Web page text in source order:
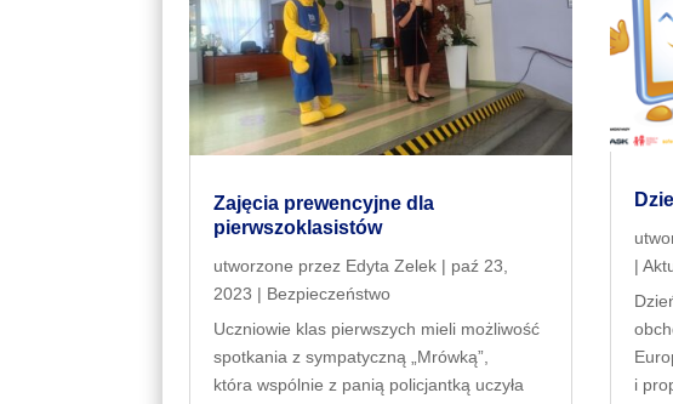
Zajęcia prewencyjne dla
pierwszoklasistów
utworzone przez Edyta Zelek | paź 23,
2023 | Bezpieczeństwo
Uczniowie klas pierwszych mieli możliwość
spotkania z sympatyczną „Mrówką”,
która wspólnie z panią policjantką uczyła
|
i